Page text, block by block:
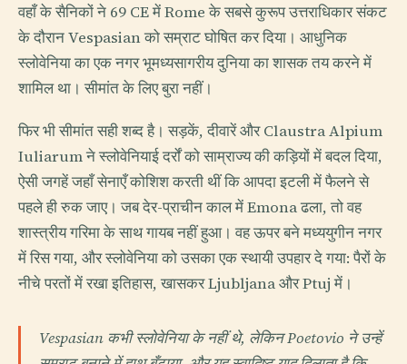
वहाँ के सैनिकों ने 69 CE में Rome के सबसे कुरूप उत्तराधिकार संकट
के दौरान Vespasian को सम्राट घोषित कर दिया। आधुनिक
स्लोवेनिया का एक नगर भूमध्यसागरीय दुनिया का शासक तय करने में
शामिल था। सीमांत के लिए बुरा नहीं।
फिर भी सीमांत सही शब्द है। सड़कें, दीवारें और Claustra Alpium
Iuliarum ने स्लोवेनियाई दर्रों को साम्राज्य की कड़ियों में बदल दिया,
ऐसी जगहें जहाँ सेनाएँ कोशिश करती थीं कि आपदा इटली में फैलने से
पहले ही रुक जाए। जब देर-प्राचीन काल में Emona ढला, तो वह
शास्त्रीय गरिमा के साथ गायब नहीं हुआ। वह ऊपर बने मध्ययुगीन नगर
में रिस गया, और स्लोवेनिया को उसका एक स्थायी उपहार दे गया: पैरों के
नीचे परतों में रखा इतिहास, खासकर Ljubljana और Ptuj में।
Vespasian कभी स्लोवेनिया के नहीं थे, लेकिन Poetovio ने उन्हें